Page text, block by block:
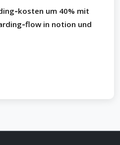
um 40% mit
in notion und